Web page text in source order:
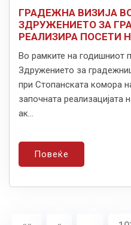
ГРАДЕЖНА ВИЗИЈА
ЗДРУЖЕНИЕТО ЗА
РЕАЛИЗИРА ПОСЕТИ
Во рамките на годишниот
Здружението за
при Стопанската комора
започната реализацијата
ак...
Повеќе